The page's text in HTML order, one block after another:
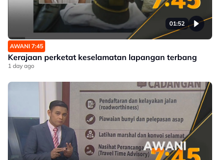
01:52
AWANI 7:45
Kerajaan perketat keselamatan lapangan terbang
1 day ago